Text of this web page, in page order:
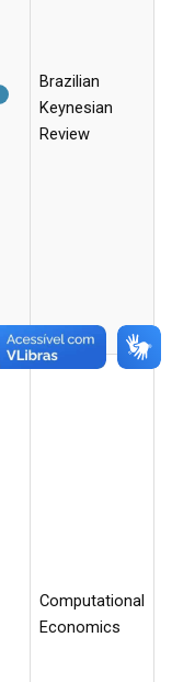
Brazilian
Keynesian
Review
Computational
Economics